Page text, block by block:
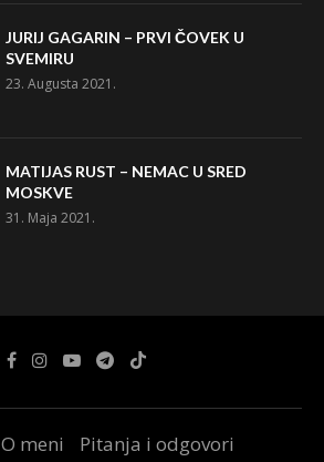
JURIJ GAGARIN – PRVI ČOVEK U
SVEMIRU
23. Augusta 2021.
MATIJAS RUST – NEMAC U SRED
MOSKVE
31. Maja 2021.
O meni
Pitanja i odgovori